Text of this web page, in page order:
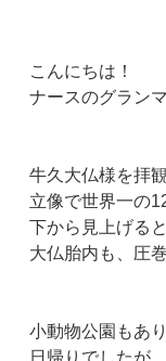
こんにちは！
ナースのグラン
牛久大仏様を拝
立像で世界一の
下から見上げる
大仏胎内も、圧
小動物公園もあ
日帰りでしたが